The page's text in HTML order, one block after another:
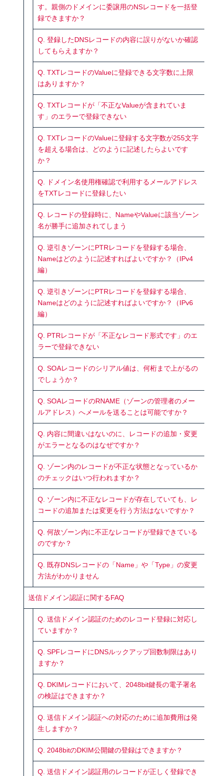
す。親側のドメインに委譲用のNSレコードを一括登
録できますか？
Q. 登録したDNSレコードの内容に誤りがないか確認
してもらえますか？
Q. TXTレコードのValueに登録できる文字数に上限
はありますか？
Q. TXTレコードが「不正なValueが含まれていま
す」のエラーで登録できない
Q. TXTレコードのValueに登録する文字数が255文字
を超える場合は、どのように記述したらよいです
か？
Q. ドメイン名使用権確認で利用するメールアドレス
をTXTレコードに登録したい
Q. レコードの登録時に、NameやValueに該当ゾーン
名が勝手に追加されてしまう
Q. 逆引きゾーンにPTRレコードを登録する場合、
Nameはどのように記述すればよいですか？（IPv4
編）
Q. 逆引きゾーンにPTRレコードを登録する場合、
Nameはどのように記述すればよいですか？（IPv6
編）
Q. PTRレコードが「不正なレコード形式です」のエ
ラーで登録できない
Q. SOAレコードのシリアル値は、何桁まで上がるの
でしょうか？
Q. SOAレコードのRNAME（ゾーンの管理者のメー
ルアドレス）へメールを送ることは可能ですか？
Q. 内容に間違いはないのに、レコードの追加・変更
がエラーとなるのはなぜですか？
Q. ゾーン内のレコードが不正な状態となっているか
のチェックはいつ行われますか？
Q. ゾーン内に不正なレコードが存在していても、レ
コードの追加または変更を行う方法はないですか？
Q. 何故ゾーン内に不正なレコードが登録できている
のですか？
Q. 既存DNSレコードの「Name」や「Type」の変更
方法がわかりません
送信ドメイン認証に関するFAQ
Q. 送信ドメイン認証のためのレコード登録に対応し
ていますか？
Q. SPFレコードにDNSルックアップ回数制限はあり
ますか？
Q. DKIMレコードにおいて、2048bit鍵長の電子署名
の検証はできますか？
Q. 送信ドメイン認証への対応のために追加費用は発
生しますか？
Q. 2048bitのDKIM公開鍵の登録はできますか？
Q. 送信ドメイン認証用のレコードが正しく登録でき